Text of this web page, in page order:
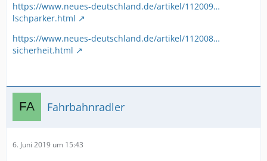
https://www.neues-deutschland.de/artikel/112009…
lschparker.html
https://www.neues-deutschland.de/artikel/112008…
sicherheit.html
Fahrbahnradler
6. Juni 2019 um 15:43